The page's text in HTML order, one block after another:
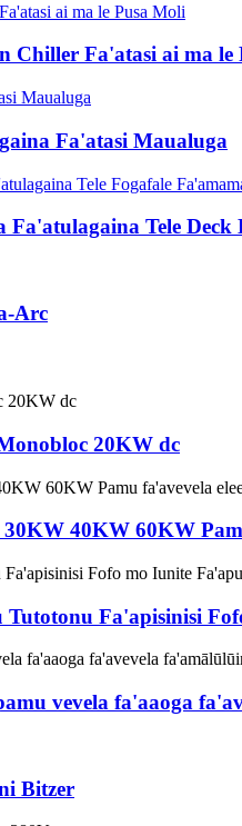
Chiller Fa'atasi ai ma le
Fa'atasi Maualuga
Fa'atulagaina Tele Deck
Arc
20KW dc
40KW 60KW
Fa'apisinisi
vevela fa'aaoga
Bitzer